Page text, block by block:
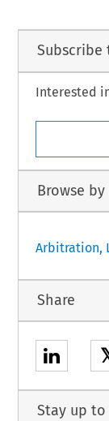
Interested
Browse
Arbitration,
Share
Stay up